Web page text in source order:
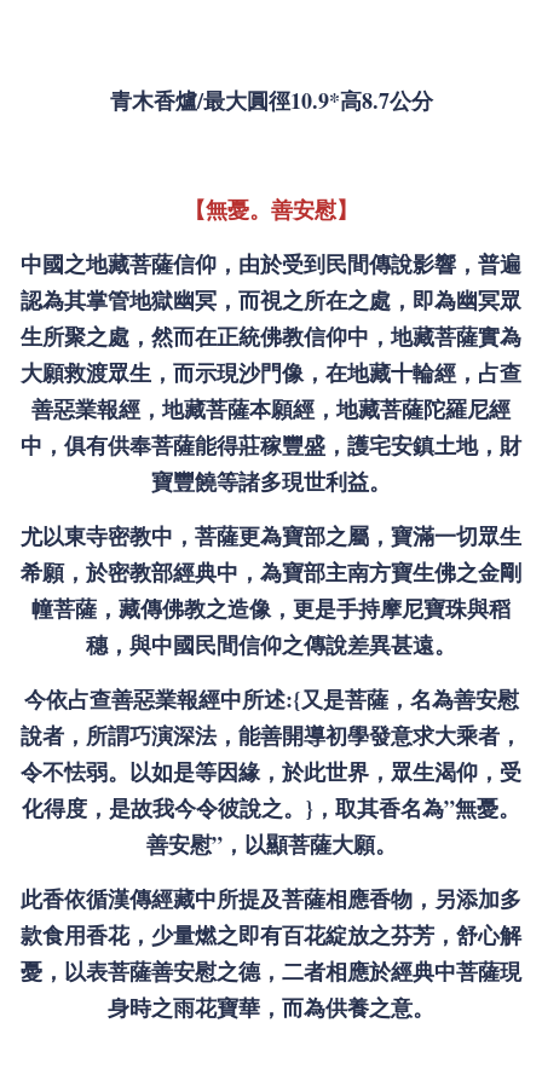
青木香爐/最大圓徑10.9*高8.7公分
【無憂。善安慰】
中國之地藏菩薩信仰，由於受到民間傳說影響，普遍
認為其掌管地獄幽冥，而視之所在之處，即為幽冥眾
生所聚之處，然而在正統佛教信仰中，地藏菩薩實為
大願救渡眾生，而示現沙門像，在地藏十輪經，占查
善惡業報經，地藏菩薩本願經，地藏菩薩陀羅尼經
中，俱有供奉菩薩能得莊稼豐盛，護宅安鎮土地，財
寶豐饒等諸多現世利益。
尤以東寺密教中，菩薩更為寶部之屬，寶滿一切眾生
希願，於密教部經典中，為寶部主南方寶生佛之金剛
幢菩薩，藏傳佛教之造像，更是手持摩尼寶珠與稻
穗，與中國民間信仰之傳說差異甚遠。
今依占查善惡業報經中所述:{又是菩薩，名為善安慰
說者，所謂巧演深法，能善開導初學發意求大乘者，
令不怯弱。以如是等因緣，於此世界，眾生渴仰，受
化得度，是故我今令彼說之。}，取其香名為”無憂。
善安慰”，以顯菩薩大願。
此香依循漢傳經藏中所提及菩薩相應香物，另添加多
款食用香花，少量燃之即有百花綻放之芬芳，舒心解
憂，以表菩薩善安慰之德，二者相應於經典中菩薩現
身時之雨花寶華，而為供養之意。